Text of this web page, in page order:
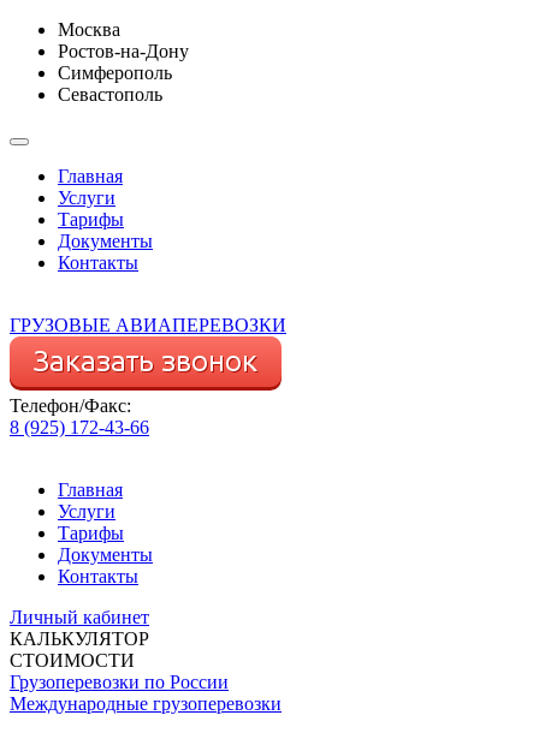
Москва
Ростов-на-Дону
Симферополь
Севастополь
Главная
Услуги
Тарифы
Документы
Контакты
ГРУЗОВЫЕ АВИАПЕРЕВОЗКИ
Телефон/Факс:
8 (925) 172-43-66
Главная
Услуги
Тарифы
Документы
Контакты
Личный кабинет
КАЛЬКУЛЯТОР
СТОИМОСТИ
Грузоперевозки по России
Международные грузоперевозки